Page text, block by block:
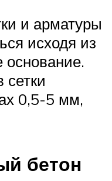
и арматуры
исходя из
основание.
сетки
0,5-5 мм,
бетон